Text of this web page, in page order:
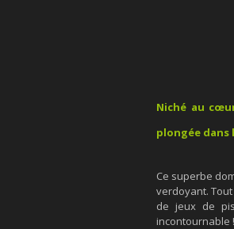
Niché au
plongée dans
Ce superbe
verdoyant.
de jeux de
incontournable !